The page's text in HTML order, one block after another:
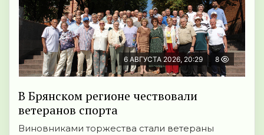
6 АВГУСТА 2026, 20:29 8
В Брянском регионе чествовали
ветеранов спорта
Виновниками торжества стали ветераны